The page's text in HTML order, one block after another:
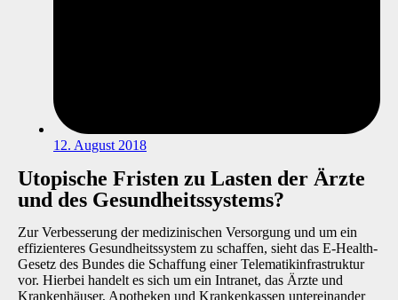
12. August 2018
Utopische Fristen zu Lasten der Ärzte
und des Gesundheitssystems?
Zur Verbesserung der medizinischen Versorgung und um ein
effizienteres Gesundheitssystem zu schaffen, sieht das E-Health-
Gesetz des Bundes die Schaffung einer Telematikinfrastruktur
vor. Hierbei handelt es sich um ein Intranet, das Ärzte und
Krankenhäuser, Apotheken und Krankenkassen untereinander